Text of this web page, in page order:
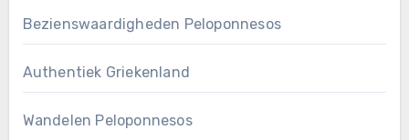
Bezienswaardigheden Peloponnesos
Authentiek Griekenland
Wandelen Peloponnesos